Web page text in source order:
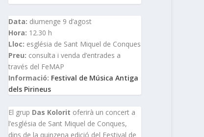
Data: diumenge 9 d’agost
Hora: 12.30 h
Lloc: església de Sant Miquel de Conques
Preu: consulta i venda d’entrades a
través del FeMAP
Informació: Festival de Música Antiga
dels Pirineus
El grup Das Kolorit oferirà un concert a
l’església de Sant Miquel de Conques,
dins de la quinzena edició del Festival de